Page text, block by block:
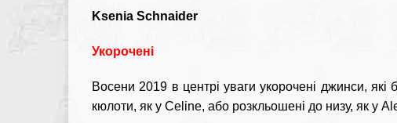
Ksenia Schnaider
Укорочені
Восени 2019 в центрі уваги укорочені джинси, які
кюлоти, як у Celine, або розкльошені до низу, як у